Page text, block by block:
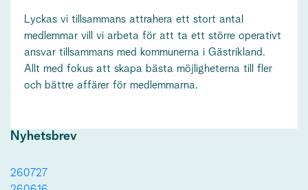
Lyckas vi tillsammans attrahera ett stort antal
medlemmar vill vi arbeta för att ta ett större operativt
ansvar tillsammans med kommunerna i Gästrikland.
Allt med fokus att skapa bästa möjligheterna till fler
och bättre affärer för medlemmarna.
Nyhetsbrev
260727